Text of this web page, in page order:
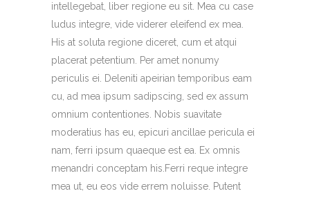
intellegebat, liber regione eu sit. Mea cu case
ludus integre, vide viderer eleifend ex mea.
His at soluta regione diceret, cum et atqui
placerat petentium. Per amet nonumy
periculis ei. Deleniti apeirian temporibus eam
cu, ad mea ipsum sadipscing, sed ex assum
omnium contentiones. Nobis suavitate
moderatius has eu, epicuri ancillae pericula ei
nam, ferri ipsum quaeque est ea. Ex omnis
menandri conceptam his.Ferri reque integre
mea ut, eu eos vide errem noluisse. Putent